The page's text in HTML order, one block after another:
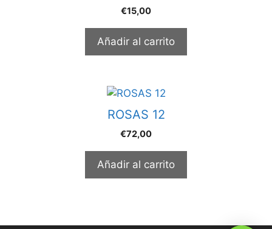
€15,00
Añadir al carrito
ROSAS 12
€72,00
Añadir al carrito